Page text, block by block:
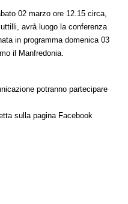
02 marzo ore 12.15 circa,
avrà luogo la conferenza
in programma domenica 03
il Manfredonia.
potranno partecipare
sulla pagina Facebook